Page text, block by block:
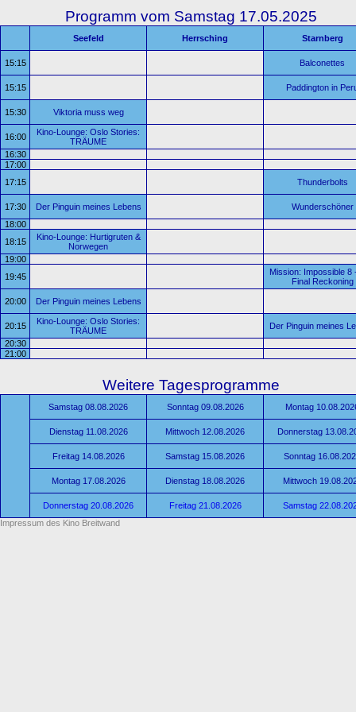
Programm vom Samstag 17.05.2025
Seefeld Herrsching Starnberg
15:15 Balconettes
15:15 Paddington in
15:30 Viktoria muss weg
16:00
Kino-Lounge: Oslo Stories:
TRÄUME
16:30
17:00
17:15
Thunderbolts
17:30 Der Pinguin meines Lebens
Wunderschöner
18:00
18:15
Kino-Lounge: Hurtigruten &
Norwegen
19:00
19:45
Mission: Impossible 8
Final Reckoning
20:00 Der Pinguin meines Lebens
20:15
Kino-Lounge: Oslo Stories:
TRÄUME
Der Pinguin meines
20:30
21:00
Weitere Tagesprogramme
Samstag 08.08.2026 Sonntag 09.08.2026 Montag
Dienstag 11.08.2026 Mittwoch 12.08.2026 Donnerstag
Freitag 14.08.2026 Samstag 15.08.2026 Sonntag
Montag 17.08.2026 Dienstag 18.08.2026 Mittwoch
Donnerstag 20.08.2026 Freitag 21.08.2026
Samstag
Impressum des Kino Breitwand